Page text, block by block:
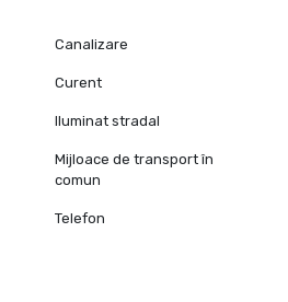
Canalizare
Curent
Iluminat stradal
Mijloace de transport în
comun
Telefon